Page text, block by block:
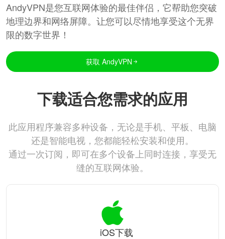
AndyVPN是您互联网体验的最佳伴侣，它帮助您突破
地理边界和网络屏障。让您可以尽情地享受这个无界
限的数字世界！
获取 AndyVPN
下载适合您需求的应用
此应用程序兼容多种设备，无论是手机、平板、电脑
还是智能电视，您都能轻松安装和使用。
通过一次订阅，即可在多个设备上同时连接，享受无
缝的互联网体验。
iOS下载